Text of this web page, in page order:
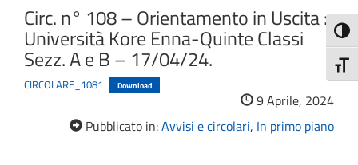
Circ. n° 108 – Orientamento in Uscita :
Università Kore Enna-Quinte Classi
Sezz. A e B – 17/04/24.
CIRCOLARE_1081 Download
9 Aprile, 2024
Pubblicato in:Avvisi e circolari, In primo piano